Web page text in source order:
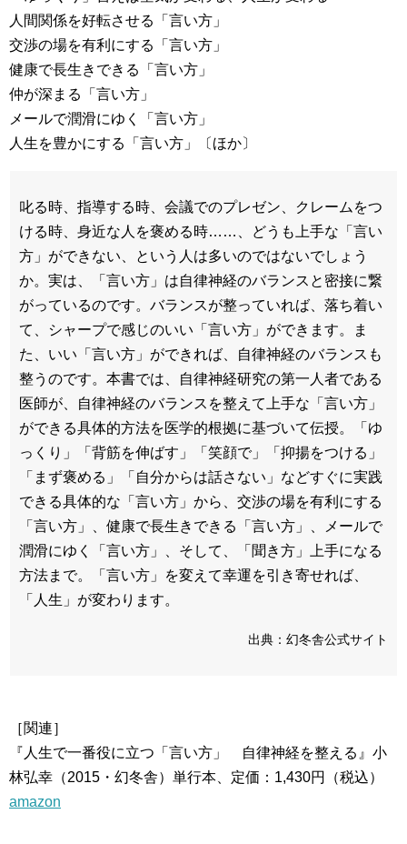
人間関係を好転させる「言い方」
交渉の場を有利にする「言い方」
健康で長生きできる「言い方」
仲が深まる「言い方」
メールで潤滑にゆく「言い方」
人生を豊かにする「言い方」〔ほか〕
叱る時、指導する時、会議でのプレゼン、クレームをつ
ける時、身近な人を褒める時……、どうも上手な「言い
方」ができない、という人は多いのではないでしょう
か。実は、「言い方」は自律神経のバランスと密接に繋
がっているのです。バランスが整っていれば、落ち着い
て、シャープで感じのいい「言い方」ができます。ま
た、いい「言い方」ができれば、自律神経のバランスも
整うのです。本書では、自律神経研究の第一人者である
医師が、自律神経のバランスを整えて上手な「言い方」
ができる具体的方法を医学的根拠に基づいて伝授。「ゆ
っくり」「背筋を伸ばす」「笑顔で」「抑揚をつける」
「まず褒める」「自分からは話さない」などすぐに実践
できる具体的な「言い方」から、交渉の場を有利にする
「言い方」、健康で長生きできる「言い方」、メールで
潤滑にゆく「言い方」、そして、「聞き方」上手になる
方法まで。「言い方」を変えて幸運を引き寄せれば、
「人生」が変わります。
出典：幻冬舎公式サイト
［関連］
『人生で一番役に立つ「言い方」 自律神経を整える』小
林弘幸（2015・幻冬舎）単行本、定価：1,430円（税込）
amazon